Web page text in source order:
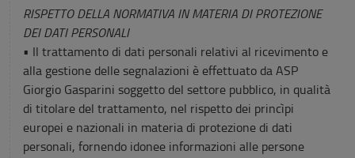
RISPETTO DELLA NORMATIVA IN MATERIA DI PROTEZIONE
DEI DATI PERSONALI
• Il trattamento di dati personali relativi al ricevimento e
alla gestione delle segnalazioni è effettuato da ASP
Giorgio Gasparini soggetto del settore pubblico, in qualità
di titolare del trattamento, nel rispetto dei princìpi
europei e nazionali in materia di protezione di dati
personali, fornendo idonee informazioni alle persone